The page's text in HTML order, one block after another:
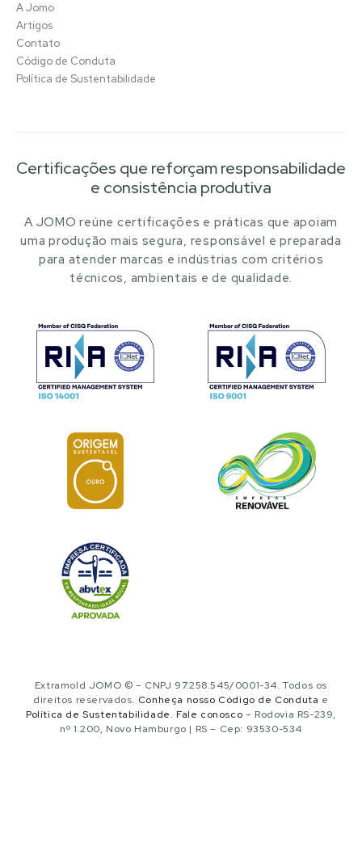
A Jomo
Artigos
Contato
Código de Conduta
Política de Sustentabilidade
Certificações que reforçam responsabilidade
e consistência produtiva
A JOMO reúne certificações e práticas que apoiam
uma produção mais segura, responsável e preparada
para atender marcas e indústrias com critérios
técnicos, ambientais e de qualidade.
Extramold JOMO © – CNPJ 97.258.545/0001-34. Todos os
direitos reservados. Conheça nosso Código de Conduta e
Política de Sustentabilidade. Fale conosco – Rodovia RS-239,
nº 1.200, Novo Hamburgo | RS – Cep: 93530-534